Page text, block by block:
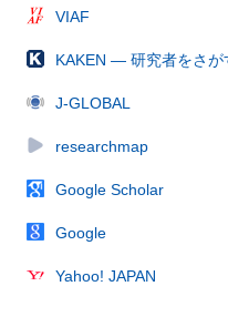
VIAF
KAKEN — 研究者をさが
J-GLOBAL
researchmap
Google Scholar
Google
Yahoo! JAPAN